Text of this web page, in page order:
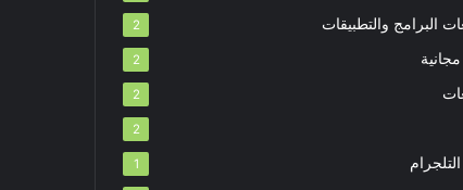
البرامج والتطبيقات 2
2
2
2
1